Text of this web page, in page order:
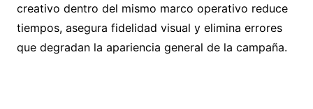
creativo dentro del mismo marco operativo reduce
tiempos, asegura fidelidad visual y elimina errores
que degradan la apariencia general de la campaña.